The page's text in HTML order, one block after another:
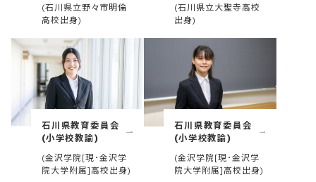
(石川県立野々市明倫
高校出身)
(石川県立大聖寺高校
出身)
石川県教育委員会
(小学校教諭)
(金沢学院[現･金沢学
院大学附属]高校出身)
石川県教育委員会
(小学校教諭)
(金沢学院[現･金沢学
院大学附属]高校出身)